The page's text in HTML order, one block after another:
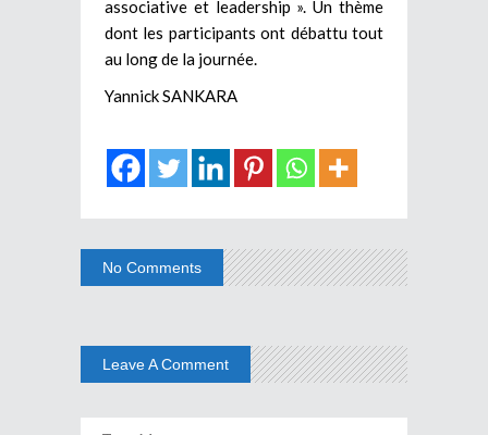
associative et leadership ». Un thème
dont les participants ont débattu tout
au long de la journée.
Yannick SANKARA
No Comments
Leave A Comment